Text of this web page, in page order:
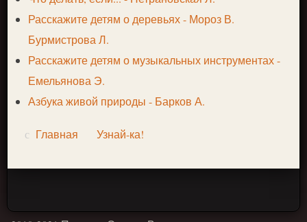
Расскажите детям о деревьях - Мороз В.
Бурмистрова Л.
Расскажите детям о музыкальных инструментах -
Емельянова Э.
Азбука живой природы - Барков А.
Главная Узнай-ка!